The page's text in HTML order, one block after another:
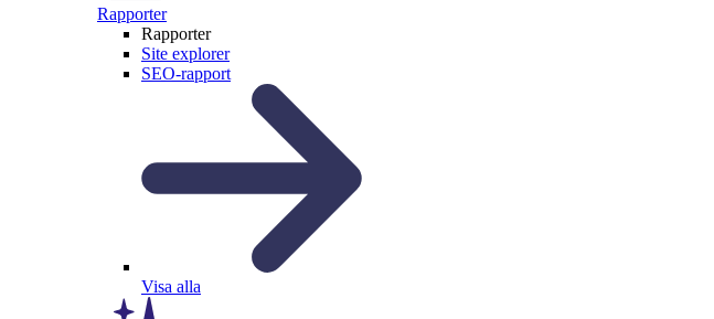
Rapporter
Rapporter
Site explorer
SEO-rapport
Visa alla